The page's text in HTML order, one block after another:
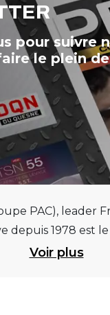
pour suivre
le plein
PAC), leader
depuis 1978 est
pour garages
Voir plus